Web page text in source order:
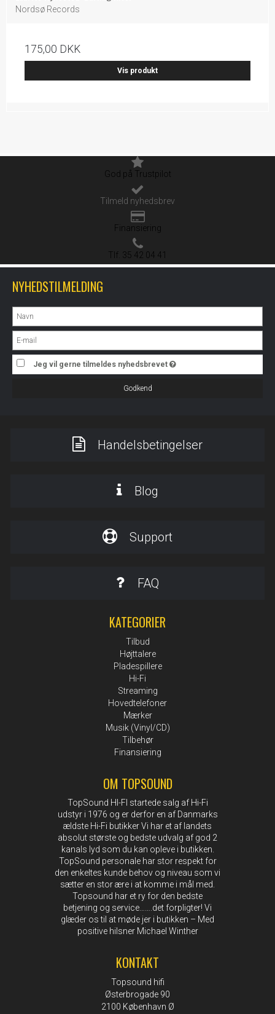
Nordsø Records
175,00 DKK
Vis produkt
God på Trustpilot
Tilmeld nyhedsbrev
Finansiering
Tlf. 35 42 04 41
NYHEDSTILMELDING
Jeg vil gerne tilmeldes nyhedsbrevet
Godkend
Handelsbetingelser
Blog
Support
FAQ
KATEGORIER
Tilbud
Højttalere
Pladespillere
Hi-Fi
Streaming
Hovedtelefoner
Mærker
Musik (Vinyl/CD)
Tilbehør
Finansiering
OM TOPSOUND
TopSound HI-FI startede salg af Hi-Fi
udstyr i 1976 og er derfor en af Danmarks
ældste Hi-Fi butikker Vi har et af landets
absolut største og bedste udvalg af god 2
kanals lyd som du kan opleve i butikken.
TopSound personale har stor respekt for
den enkeltes kunde behov og niveau som vi
sætter en stor ære i at komme i mål med.
Topsound har et ry for den bedste
betjening og service…….det forpligter! Vi
glæder os til at møde jer i butikken – Med
positive hilsner Michael Winther
KONTAKT
Topsound hifi
Østerbrogade 90
2100 København Ø